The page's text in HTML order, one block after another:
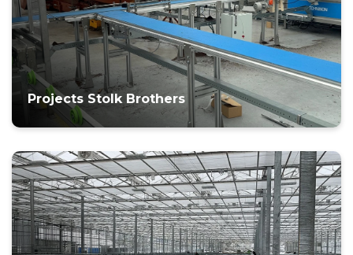
Projects Stolk Brothers